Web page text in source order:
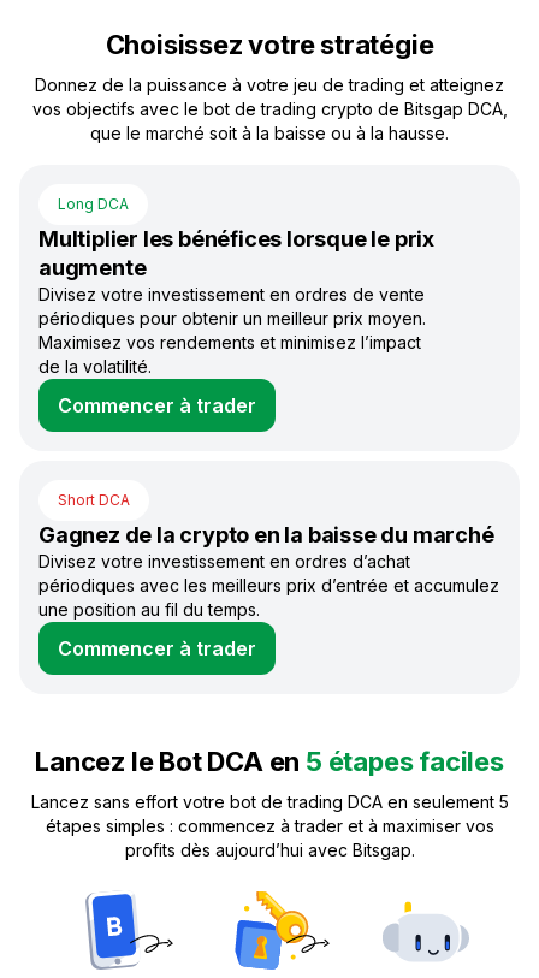
Choisissez votre stratégie
Donnez de la puissance à votre jeu de trading et atteignez
vos objectifs avec le bot de trading crypto de Bitsgap DCA,
que le marché soit à la baisse ou à la hausse.
Long DCA
Multiplier les bénéfices lorsque le prix
augmente
Divisez votre investissement en ordres de vente
périodiques pour obtenir un meilleur prix moyen.
Maximisez vos rendements et minimisez l’impact
de la volatilité.
Commencer à trader
Short DCA
Gagnez de la crypto en la baisse du marché
Divisez votre investissement en ordres d’achat
périodiques avec les meilleurs prix d’entrée et accumulez
une position au fil du temps.
Commencer à trader
Lancez le Bot DCA en 5 étapes faciles
Lancez sans effort votre bot de trading DCA en seulement 5
étapes simples : commencez à trader et à maximiser vos
profits dès aujourd’hui avec Bitsgap.